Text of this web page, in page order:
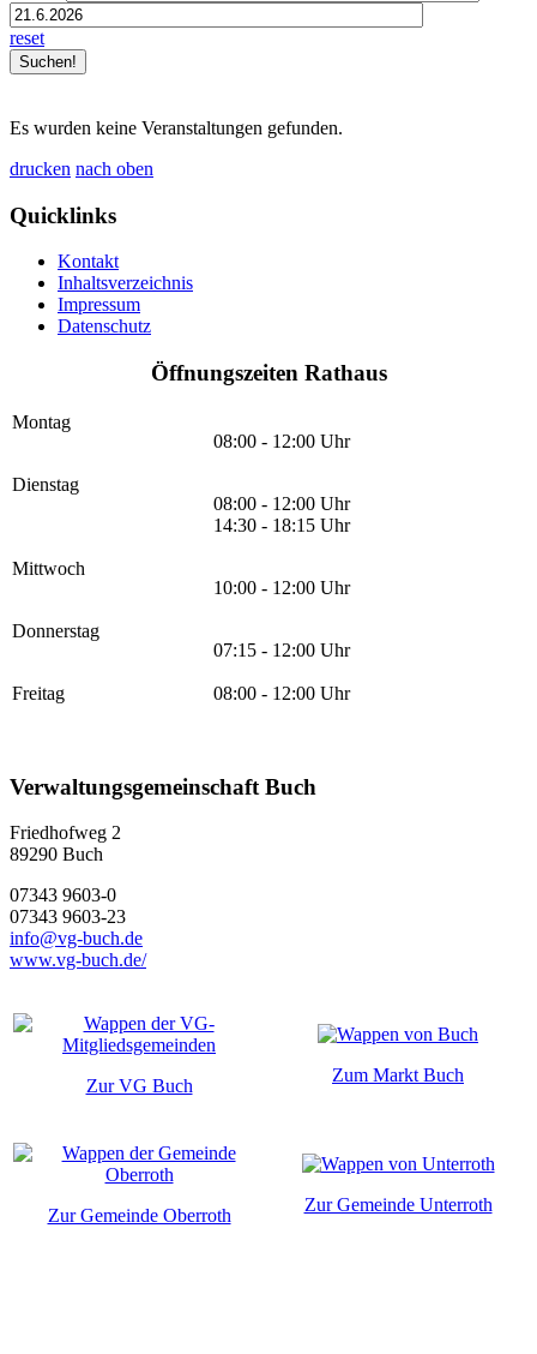
reset
Es wurden keine Veranstaltungen gefunden.
drucken nach oben
Quicklinks
Kontakt
Inhaltsverzeichnis
Impressum
Datenschutz
Öffnungszeiten Rathaus
Montag
08:00 - 12:00 Uhr
Dienstag
08:00 - 12:00 Uhr
14:30 - 18:15 Uhr
Mittwoch
10:00 - 12:00 Uhr
Donnerstag
07:15 - 12:00 Uhr
Freitag 08:00 - 12:00 Uhr
Verwaltungsgemeinschaft Buch
Friedhofweg 2
89290 Buch
07343 9603-0
07343 9603-23
info@vg-buch.de
www.vg-buch.de/
Zur VG Buch
Zum Markt Buch
Zur Gemeinde Oberroth
Zur Gemeinde Unterroth